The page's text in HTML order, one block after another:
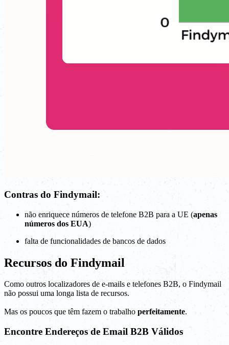
Contras do Findymail:
não enriquece números de telefone B2B para a UE (apenas
números dos EUA)
falta de funcionalidades de bancos de dados
Recursos do Findymail
Como outros localizadores de e-mails e telefones B2B, o Findymail
não possui uma longa lista de recursos.
Mas os poucos que têm fazem o trabalho perfeitamente.
Encontre Endereços de Email B2B Válidos